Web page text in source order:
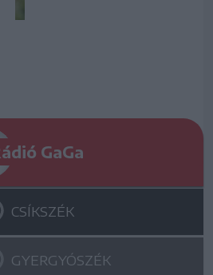
GaGa
CSÍKSZÉK
GYERGYÓSZÉK